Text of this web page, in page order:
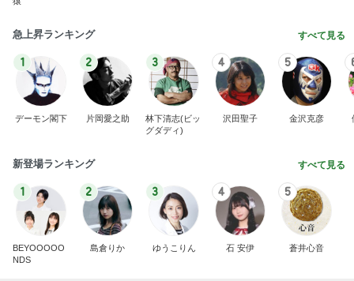
急上昇ランキング すべて見る
1
デーモン閣下
2
片岡愛之助
3
林下清志(ビッ
グダディ)
4
沢田聖子
5
金沢克彦
新登場ランキング すべて見る
1
BEYOOOOO
NDS
2
島倉りか
3
ゆうこりん
4
石 安伊
5
蒼井心音